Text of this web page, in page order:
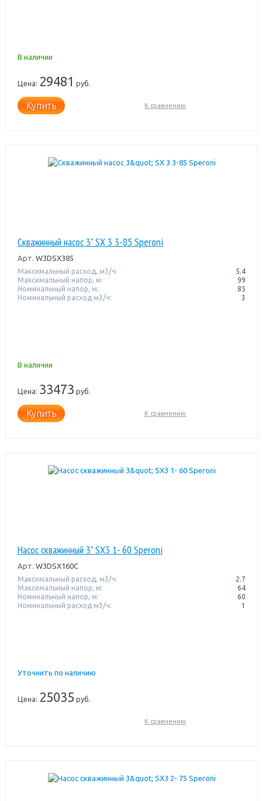
В наличии
Цена: 29481 руб.
Купить К сравнению
Скважинный насос 3" SX 3 3-85 Speroni
Арт. W3DSX385
Максимальный расход, м3/ч:
5.4
Максимальный напор, м:
99
Номинальный напор, м:
85
Номинальный расход м3/ч:
3
В наличии
Цена: 33473 руб.
Купить К сравнению
Насос скважинный 3" SX3 1- 60 Speroni
Арт. W3DSX160C
Максимальный расход, м3/ч:
2.7
Максимальный напор, м:
64
Номинальный напор, м:
60
Номинальный расход м3/ч:
1
Уточнить по наличию
Цена: 25035 руб.
К сравнению